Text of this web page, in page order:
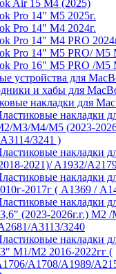
Air 15 M4 (2025)
Pro 14" M5 2025г.
Pro 14" M4 2024г.
Pro 14" M4 PRO
Pro 14" M5 PRO/ M5
Pro 16" M5 PRO /M5
устройства для
и хабы для
накладки для
накладки
M3/M4/M5 (2023-
3241 )
накладки
2021)/ A1932/
накладки
2017г ( А1369 /
накладки
(2023-2026г.г.) M2
A3113/3240
накладки
M1/M2 2016-2022гг (
A1708/A1989/